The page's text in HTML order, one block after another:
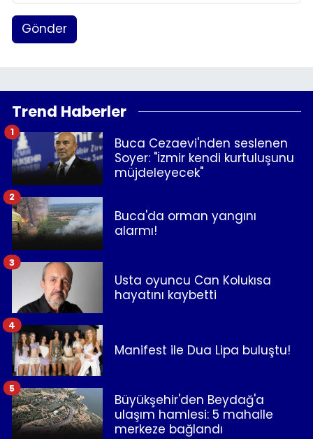
Gönder
Trend Haberler
Buca Cezaevi'nden seslenen
Soyer: "İzmir kendi kurtuluşunu
müjdeleyecek"
1
Buca'da orman yangını
alarmı!
2
Usta oyuncu Can Kolukısa
hayatını kaybetti
3
Manifest ile Dua Lipa buluştu!
4
Büyükşehir'den Beydağ'a
ulaşım hamlesi: 5 mahalle
merkeze bağlandı
5